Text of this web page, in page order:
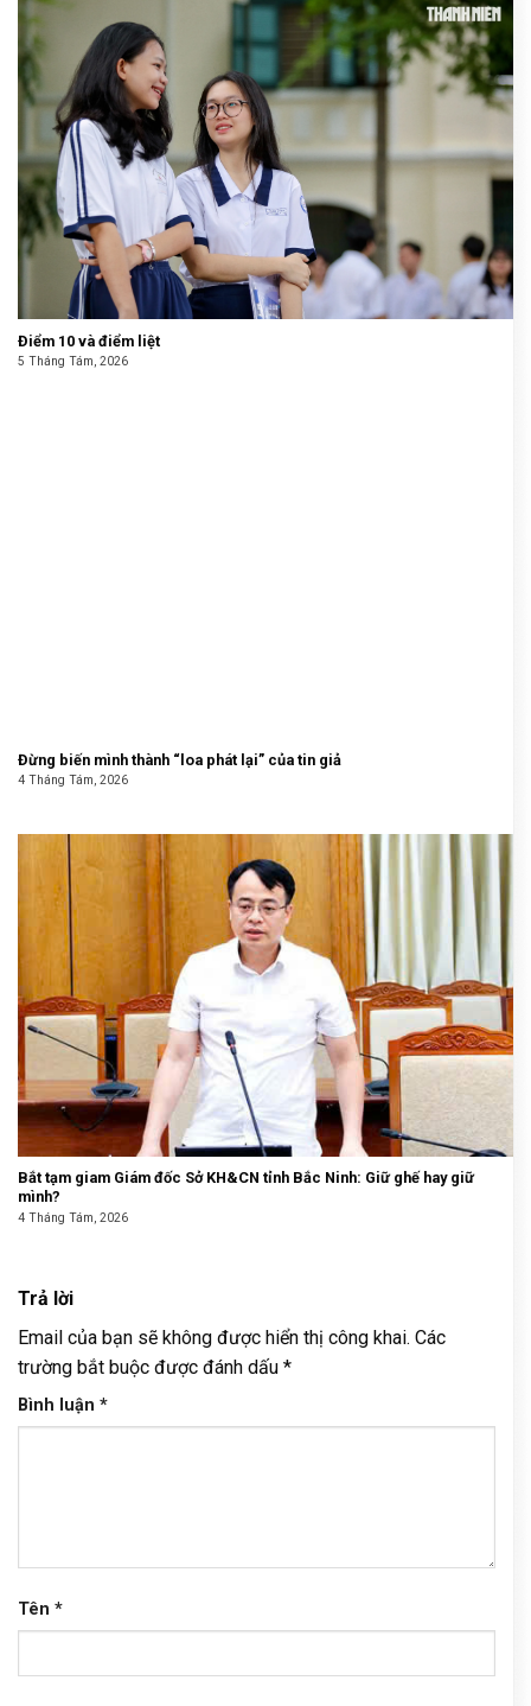
Điểm 10 và điểm liệt
5 Tháng Tám, 2026
Đừng biến mình thành “loa phát lại” của tin giả
4 Tháng Tám, 2026
Bắt tạm giam Giám đốc Sở KH&CN tỉnh Bắc Ninh: Giữ ghế hay giữ
mình?
4 Tháng Tám, 2026
Trả lời
Email của bạn sẽ không được hiển thị công khai. Các
trường bắt buộc được đánh dấu *
Bình luận *
Tên *